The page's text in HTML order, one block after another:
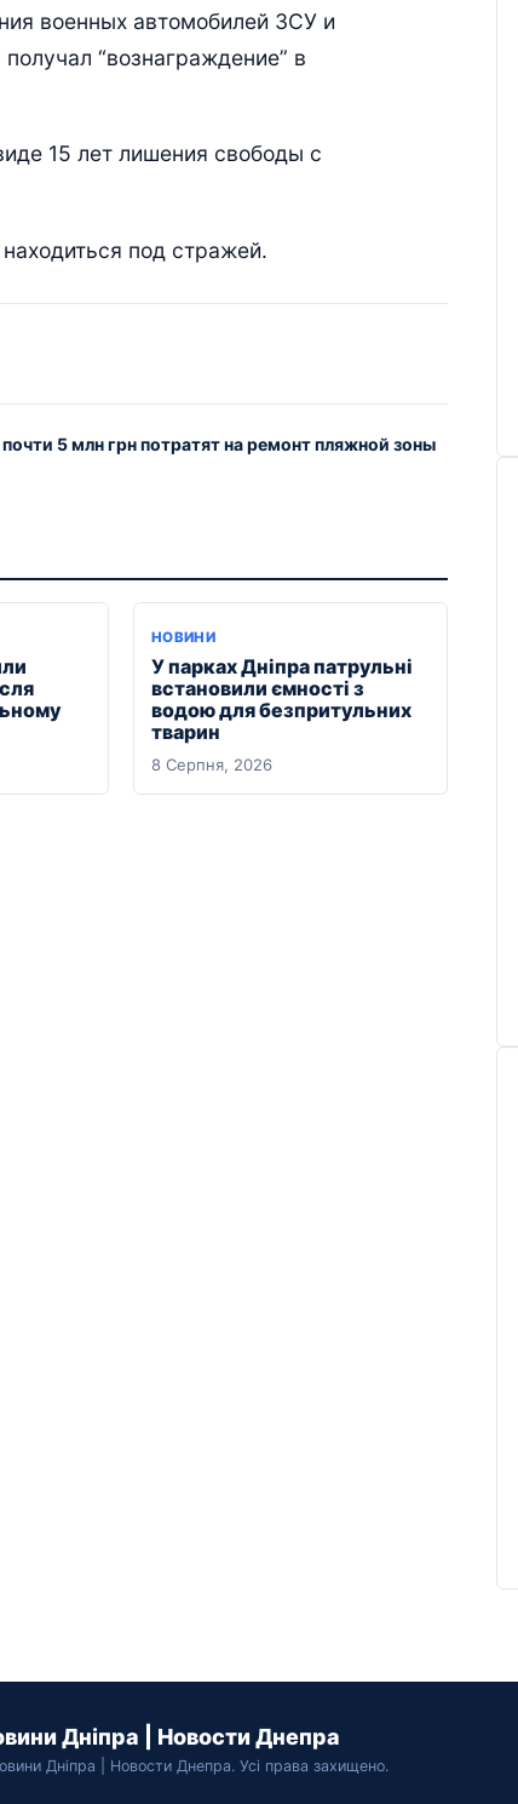
военных автомобилей ЗСУ и
“вознаграждение” в
15 лет лишения свободы с
под стражей.
5 млн грн потратят на ремонт пляжной зоны
НОВИНИ
У парках Дніпра патрульні
встановили ємності з
водою для безпритульних
тварин
8 Серпня, 2026
Дніпра | Новости Днепра
Дніпра | Новости Днепра. Усі права захищено.